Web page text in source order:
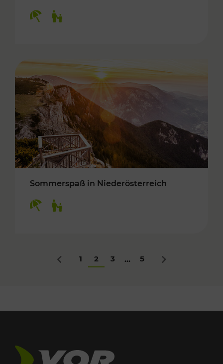
Sommerspaß in Niederösterreich
Zurück
1 2 3 ... 5 Nächstes